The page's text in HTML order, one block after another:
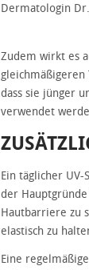
Dermatologin
Zudem wirkt es
dass sie jünger
verwendet
Ein täglicher
der
Hautbarriere zu
elastisch zu
Eine